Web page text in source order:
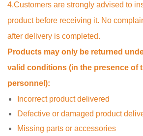
4.Customers are strongly advised to
product before receiving it. No
after delivery is completed.
Products may only be returned
valid conditions (in the presence of
personnel):
Incorrect product delivered
Defective or damaged product
Missing parts or accessories